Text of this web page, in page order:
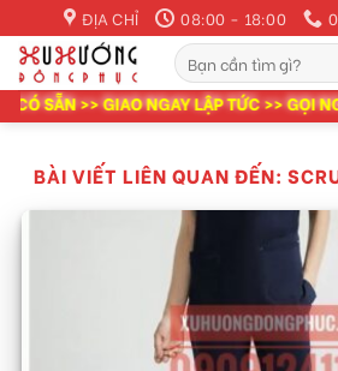
to
content
ĐỊA CHỈ 08:00 - 18:00
Tìm
kiếm:
SẴN >> GIAO NGAY LẬP TỨC >> GỌI
BÀI VIẾT LIÊN QUAN ĐẾN: